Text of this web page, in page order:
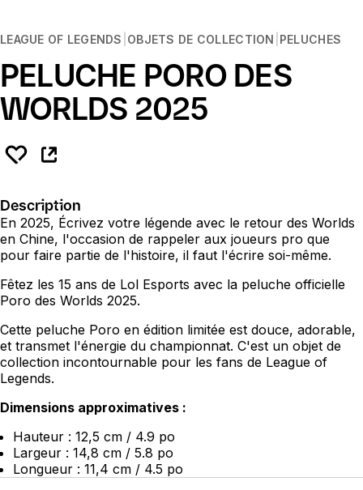
LEAGUE OF LEGENDS OBJETS DE COLLECTION PELUCHES
PELUCHE PORO DES
WORLDS 2025
Description
En 2025, Écrivez votre légende avec le retour des Worlds
en Chine, l'occasion de rappeler aux joueurs pro que
pour faire partie de l'histoire, il faut l'écrire soi-même.
Fêtez les 15 ans de Lol Esports avec la peluche officielle
Poro des Worlds 2025.
Cette peluche Poro en édition limitée est douce, adorable,
et transmet l'énergie du championnat. C'est un objet de
collection incontournable pour les fans de League of
Legends.
Dimensions approximatives :
Hauteur : 12,5 cm / 4.9 po
Largeur : 14,8 cm / 5.8 po
Longueur : 11,4 cm / 4.5 po